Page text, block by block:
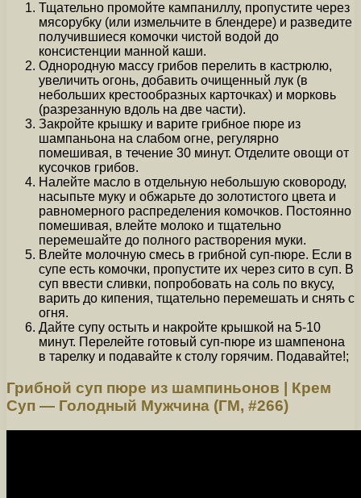
Тщательно промойте кампаниллу, пропустите через
мясорубку (или измельчите в блендере) и разведите
получившиеся комочки чистой водой до
консистенции манной каши.
Однородную массу грибов перелить в кастрюлю,
увеличить огонь, добавить очищенный лук (в
небольших крестообразных карточках) и морковь
(разрезанную вдоль на две части).
Закройте крышку и варите грибное пюре из
шампаньона на слабом огне, регулярно
помешивая, в течение 30 минут. Отделите овощи от
кусочков грибов.
Налейте масло в отдельную небольшую сковороду,
насыпьте муку и обжарьте до золотистого цвета и
равномерного распределения комочков. Постоянно
помешивая, влейте молоко и тщательно
перемешайте до полного растворения муки.
Влейте молочную смесь в грибной суп-пюре. Если в
супе есть комочки, пропустите их через сито в суп. В
суп ввести сливки, попробовать на соль по вкусу,
варить до кипения, тщательно перемешать и снять с
огня.
Дайте супу остыть и накройте крышкой на 5-10
минут. Перелейте готовый суп-пюре из шампенона
в тарелку и подавайте к столу горячим. Подавайте!;
Грибной суп пюре из шампиньонов | Крем
Суп — Голодный Мужчина (ГМ, #266)